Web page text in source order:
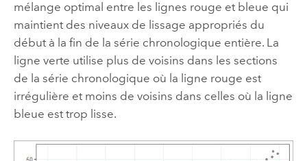
mélange optimal entre les lignes rouge et bleue qui
maintient des niveaux de lissage appropriés du
début à la fin de la série chronologique entière. La
ligne verte utilise plus de voisins dans les sections
de la série chronologique où la ligne rouge est
irrégulière et moins de voisins dans celles où la ligne
bleue est trop lisse.